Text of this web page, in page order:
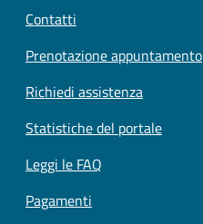
Contatti
Prenotazione appuntamento
Richiedi assistenza
Statistiche del portale
Leggi le FAQ
Pagamenti